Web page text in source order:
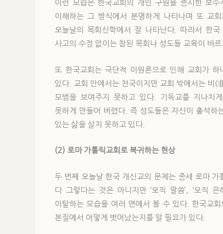
이런 모습은 한국교회의 개인 구원을 중시한 보
이해하는 그 방식에서 분명하게 나타나며 또 교
오늘날의 목회신학에서 잘 나타난다. 따라서 한
사고의 수정 없이는 참된 목회나 성도들 교육이 바
또 한국교회는 극단적 이원론으로 인해 교회가
있다. 교회 안에서는 천국이지만 교회 밖에서는 비(
모범을 보여주지 못하고 있다. 기독교를 지나치
못하게 만들어 버렸다. 즉 성도들은 자신이 출석하
있는 삶을 살지 못하고 있다.
(2) 로마 가톨릭교회로 복귀하는 현상
두 번째 오늘날 한국 개신교의 문제는 중세 로마
다 그렇다는 것은 아니지만 ‘오직 말씀’, ‘오직
이탈하는 모습을 여러 면에서 볼 수 있다. 한국교
본질에서 어떻게 벗어났는지를 알 필요가 있다.